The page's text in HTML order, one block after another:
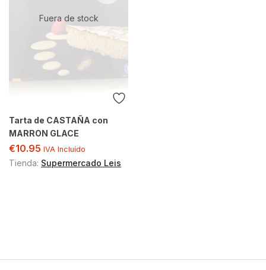
Fuera de stock
Tarta de CASTAÑA con
MARRON GLACE
€10.95 IVA Incluído
Tienda: Supermercado Leis